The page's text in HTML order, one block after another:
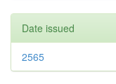
Date issued
2565